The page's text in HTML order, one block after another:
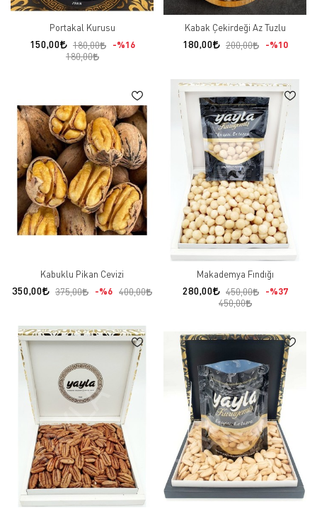
Portakal Kurusu
150,00 180,00
%16
180,00
Kabak Çekirdeği Az Tuzlu
180,00 200,00 %10
Kabuklu Pikan Cevizi
350,00 375,00 %6 400,00
Makademya Fındığı
280,00 450,00
%37
450,00